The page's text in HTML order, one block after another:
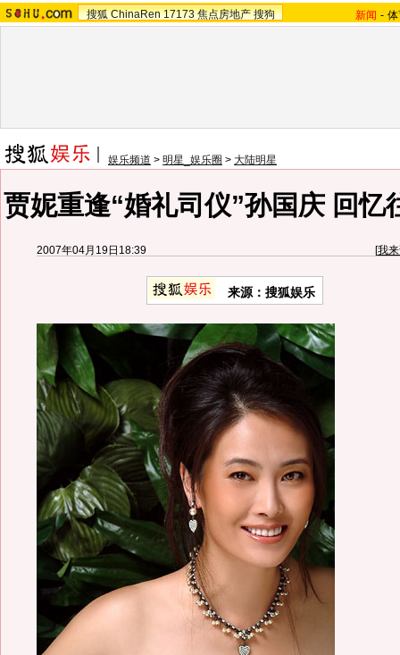
搜狐 ChinaRen 17173 焦点房地产 搜狗 新闻 -
娱乐频道 > 明星_娱乐圈 > 大陆明星
贾妮重逢“婚礼司仪”孙国庆 回忆
2007年04月19日18:39 [我
来源：搜狐娱乐